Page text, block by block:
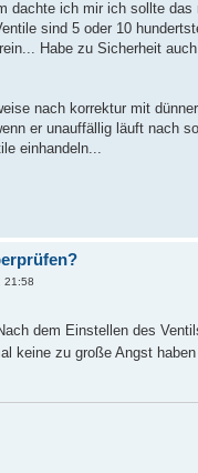
dachte ich mir ich sollte das
sind 5 oder 10
Habe zu Sicherheit
nach korrektur mit
er unauffällig läuft nach
einhandeln...
21:58
dem Einstellen des
keine zu große Angst